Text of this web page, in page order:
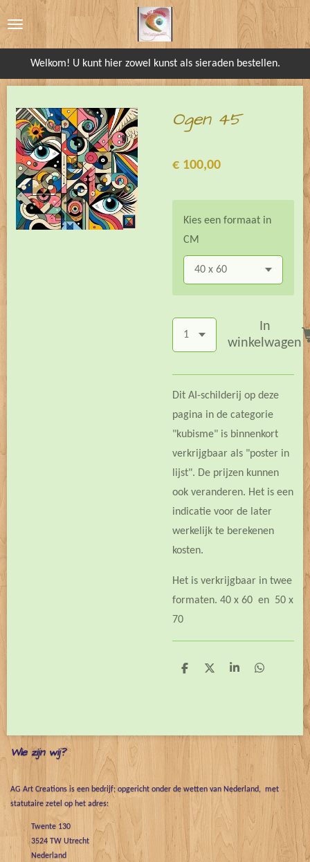
direct
Welkom! U kunt hier zowel kunst als sieraden bestellen.
Ogen 45
€ 100,00
Kies een formaat in
CM
In
winkelwagen
Dit AI-schilderij op deze
pagina in de categorie
"kubisme" is binnenkort
verkrijgbaar als "poster in
lijst". De prijzen kunnen
ook veranderen. Het is een
indicatie voor de later
werkelijk te berekenen
kosten.
Het is verkrijgbaar in twee
formaten. 40 x 60 en 50 x
70
D
D
S
D
Wie zijn wij?
AG Art Creations is een bedrijf; opgericht onder de wetten van Nederland, met
statutaire zetel op het adres:
Twente 130
3524 TW Utrecht
Nederland